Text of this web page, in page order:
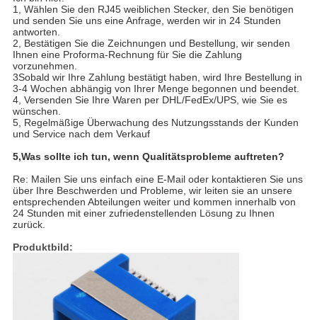
1, Wählen Sie den RJ45 weiblichen Stecker, den Sie benötigen
und senden Sie uns eine Anfrage, werden wir in 24 Stunden
antworten.
2, Bestätigen Sie die Zeichnungen und Bestellung, wir senden
Ihnen eine Proforma-Rechnung für Sie die Zahlung
vorzunehmen.
3Sobald wir Ihre Zahlung bestätigt haben, wird Ihre Bestellung in
3-4 Wochen abhängig von Ihrer Menge begonnen und beendet.
4, Versenden Sie Ihre Waren per DHL/FedEx/UPS, wie Sie es
wünschen.
5, Regelmäßige Überwachung des Nutzungsstands der Kunden
und Service nach dem Verkauf
5,Was sollte ich tun, wenn Qualitätsprobleme auftreten?
Re: Mailen Sie uns einfach eine E-Mail oder kontaktieren Sie uns
über Ihre Beschwerden und Probleme, wir leiten sie an unsere
entsprechenden Abteilungen weiter und kommen innerhalb von
24 Stunden mit einer zufriedenstellenden Lösung zu Ihnen
zurück.
Produktbild: